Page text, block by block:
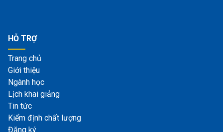
HỖ TRỢ
Trang chủ
Giới thiệu
Ngành học
Lịch khai giảng
Tin tức
Kiểm định chất lượng
Đăng ký